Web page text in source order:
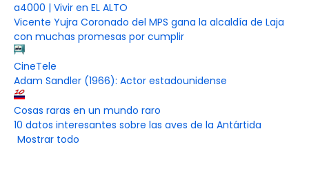
a4000 | Vivir en EL ALTO
Vicente Yujra Coronado del MPS gana la alcaldía de Laja
con muchas promesas por cumplir
CineTele
Adam Sandler (1966): Actor estadounidense
Cosas raras en un mundo raro
10 datos interesantes sobre las aves de la Antártida
Mostrar todo